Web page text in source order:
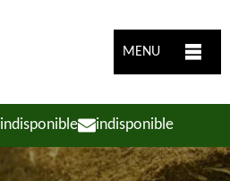
MENU
indisponible indisponible